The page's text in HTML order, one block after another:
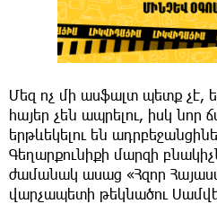
Մեզ ոչ մի ասֆալտ պետք չէ,
հայեր չեն ապրելու, իսկ
երթևեկելու են
Գեղարքունիքի մարզի
ժամանակ ասաց «Հզոր
վարչապետի թեկնածու